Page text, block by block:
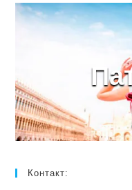
Контакт: